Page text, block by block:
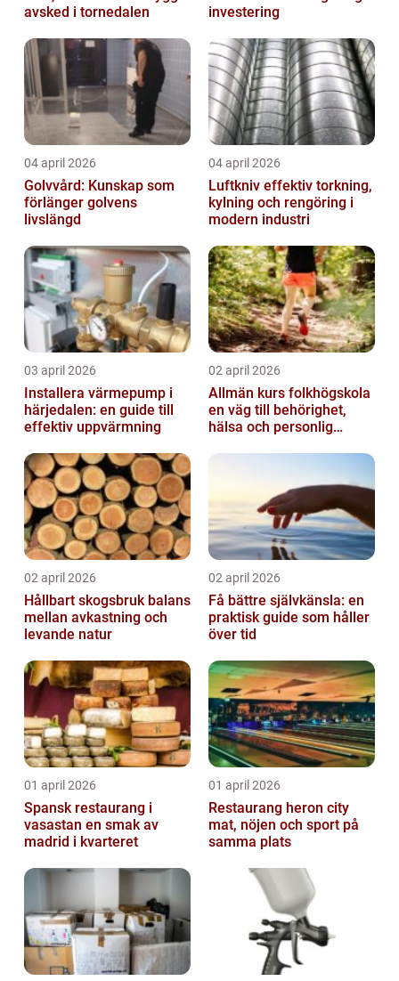
avsked i tornedalen
investering
04 april 2026
Golvvård: Kunskap som
förlänger golvens
livslängd
04 april 2026
Luftkniv effektiv torkning,
kylning och rengöring i
modern industri
03 april 2026
Installera värmepump i
härjedalen: en guide till
effektiv uppvärmning
02 april 2026
Allmän kurs folkhögskola
en väg till behörighet,
hälsa och personlig
02 april 2026
Hållbart skogsbruk balans
mellan avkastning och
levande natur
02 april 2026
Få bättre självkänsla: en
praktisk guide som håller
över tid
01 april 2026
Spansk restaurang i
vasastan en smak av
madrid i kvarteret
01 april 2026
Restaurang heron city
mat, nöjen och sport på
samma plats